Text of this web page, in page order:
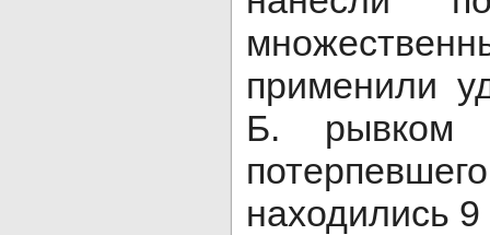
применили
Б. рывком
находились